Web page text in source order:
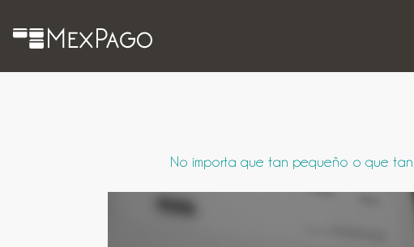
No importa que tan pequeño o que